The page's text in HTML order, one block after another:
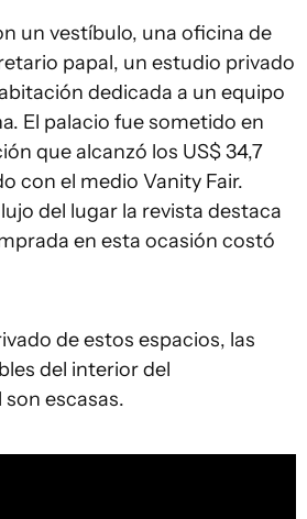
un vestíbulo, una oficina de
papal, un estudio privado
dedicada a un equipo
El palacio fue sometido en
que alcanzó los US$ 34,7
con el medio Vanity Fair.
del lugar la revista destaca
en esta ocasión costó
de estos espacios, las
del interior del
escasas.